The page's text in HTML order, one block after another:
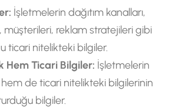
İşletmelerin dağıtım kanalları,
müşterileri, reklam stratejileri gibi
ticari nitelikteki bilgiler.
Hem Ticari Bilgiler: İşletmelerin
de ticari nitelikteki bilgilerinin
bilgiler.